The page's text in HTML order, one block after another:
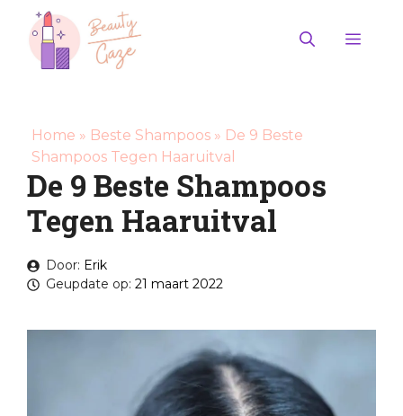
naar
Home » Beste Shampoos » De 9 Beste
Shampoos Tegen Haaruitval
De 9 Beste Shampoos
Tegen Haaruitval
Door: Erik
Geupdate op: 21 maart 2022